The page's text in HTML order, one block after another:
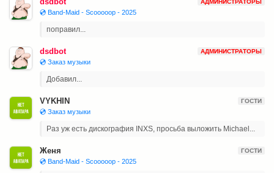
АДМИНИСТРАТОРЫ
💿 Band-Maid - Scooooop - 2025
поправил...
dsdbot АДМИНИСТРАТОРЫ
💿 Заказ музыки
Добавил...
VYKHIN ГОСТИ
💿 Заказ музыки
Раз уж есть дискография INXS, просьба выложить Michael...
Женя ГОСТИ
💿 Band-Maid - Scooooop - 2025